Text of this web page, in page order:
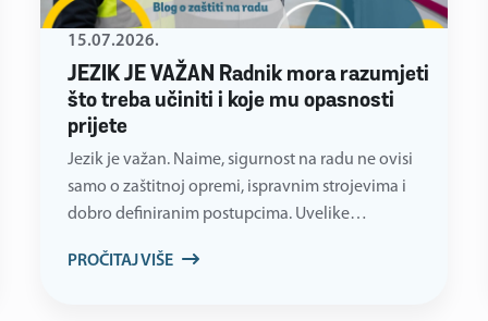
JEZIK JE VAŽAN Radnik mora razumjeti
što treba učiniti i koje mu opasnosti
prijete
15.07.2026.
Jezik je važan. Naime, sigurnost na radu ne ovisi
samo o zaštitnoj opremi, ispravnim strojevima i
dobro definiranim postupcima. Uvelike…
PROČITAJ VIŠE